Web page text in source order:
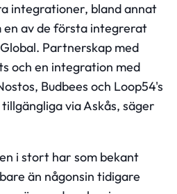
integrationer, bland annat
en av de första integrerat
Partnerskap med
och en integration med
Budbees och Loop54's
via Askås, säger
i stort har som bekant
än någonsin tidigare